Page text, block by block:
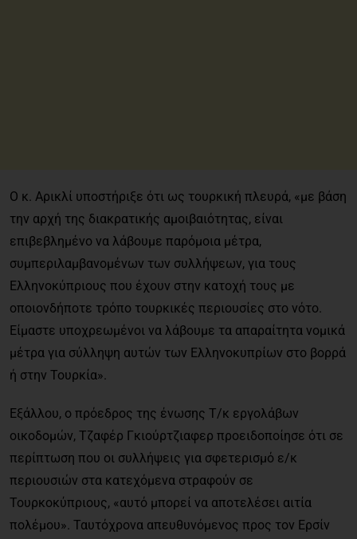
Ο κ. Αρικλί υποστήριξε ότι ως τουρκική πλευρά, «με βάση
την αρχή της διακρατικής αμοιβαιότητας, είναι
επιβεβλημένο να λάβουμε παρόμοια μέτρα,
συμπεριλαμβανομένων των συλλήψεων, για τους
Ελληνοκύπριους που έχουν στην κατοχή τους με
οποιονδήποτε τρόπο τουρκικές περιουσίες στο νότο.
Είμαστε υποχρεωμένοι να λάβουμε τα απαραίτητα νομικά
μέτρα για σύλληψη αυτών των Ελληνοκυπρίων στο βορρά
ή στην Τουρκία».
Εξάλλου, ο πρόεδρος της ένωσης Τ/κ εργολάβων
οικοδομών, Τζαφέρ Γκιούρτζιαφερ προειδοποίησε ότι σε
περίπτωση που οι συλλήψεις για σφετερισμό ε/κ
περιουσιών στα κατεχόμενα στραφούν σε
Τουρκοκύπριους, «αυτό μπορεί να αποτελέσει αιτία
πολέμου». Ταυτόχρονα απευθυνόμενος προς τον Ερσίν